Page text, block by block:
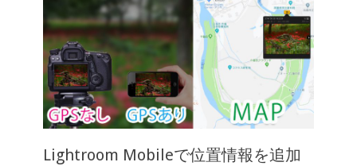
Lightroom Mobileで位置情報を追加